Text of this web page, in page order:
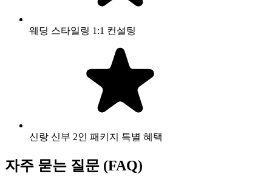
웨딩 스타일링 1:1 컨설팅
신랑 신부 2인 패키지 특별 혜택
자주 묻는 질문 (FAQ)